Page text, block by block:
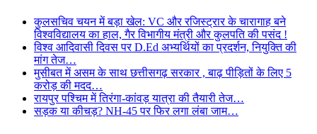
कुलसचिव चयन में बड़ा खेल: VC और रजिस्ट्रार के चारागाह बने
विश्वविद्यालय का हाल, गैर विभागीय मंत्री और कुलपति की पसंद !
विश्व आदिवासी दिवस पर D.Ed अभ्यर्थियों का प्रदर्शन, नियुक्ति की
मांग तेज…
मुसीबत में असम के साथ छत्तीसगढ़ सरकार , बाढ़ पीड़ितों के लिए 5
करोड़ की मदद…
रायपुर पश्चिम में तिरंगा-कांवड़ यात्रा की तैयारी तेज…
सड़क या कीचड़? NH-45 पर फिर लगा लंबा जाम…